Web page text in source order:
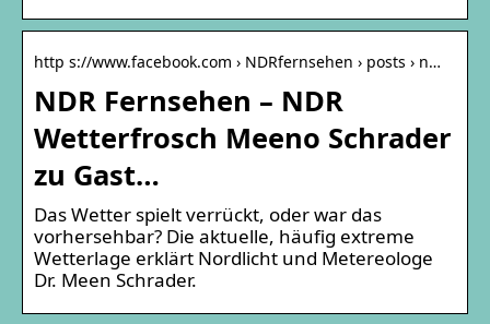
http s://www.facebook.com › NDRfernsehen › posts › n…
NDR Fernsehen – NDR
Wetterfrosch Meeno Schrader
zu Gast…
Das Wetter spielt verrückt, oder war das
vorhersehbar? Die aktuelle, häufig extreme
Wetterlage erklärt Nordlicht und Metereologe
Dr. Meen Schrader.